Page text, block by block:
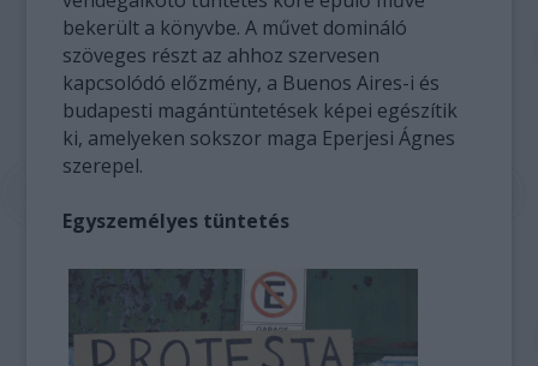
bekerült a könyvbe. A művet domináló
szöveges részt az ahhoz szervesen
kapcsolódó előzmény, a Buenos Aires-i és
budapesti magántüntetések képei egészítik
ki, amelyeken sokszor maga Eperjesi Ágnes
szerepel.
Egyszemélyes tüntetés